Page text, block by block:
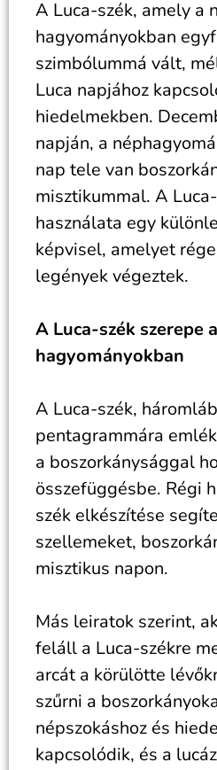
A Luca-szék, amely a
hagyományokban
szimbólummá vált,
Luca napjához
hiedelmekben.
napján, a
nap tele van
misztikummal. A
használata egy
képvisel, amelyet
legények végeztek.
A Luca-szék szerepe a
hagyományokban
A Luca-szék,
pentagrammára
a boszorkánysággal
összefüggésbe. Régi
szék elkészítése
szellemeket,
misztikus napon.
Más leiratok szerint,
feláll a Luca-székre
arcát a körülötte
szűrni a
népszokáshoz és
kapcsolódik, és a